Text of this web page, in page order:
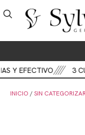
Y EFECTIVO 3
INICIO /SIN